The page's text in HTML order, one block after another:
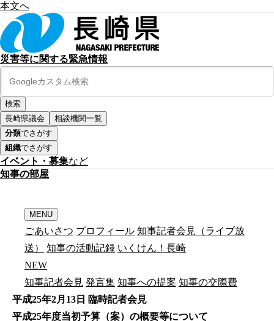
本文へ
災害等に関する緊急情報
長崎県議会
相談機関一覧
分類でさがす
組織でさがす
イベント・募集など
知事の部屋
MENU
ごあいさつ プロフィール 知事記者会見（ライブ放
送）
知事の活動記録 いくけん！長崎
NEW
知事記者会見 発言集 知事への提案 知事の交際費
平成25年2月13日 臨時記者会見
平成25年度当初予算（案）の概要等について